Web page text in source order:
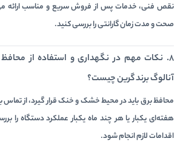
نقص فنی، خدمات پس از فروش سریع و مناسب ارائه
صحت و مدت زمان گارانتی را بررسی کنید.
آنالوگ برند گرین چیست؟
محافظ برق باید در محیط خشک و خنک قرار گیرد، از تماس
هفته‌ای یکبار یا هر چند ماه یکبار عملکرد دستگاه را
اقدامات لازم انجام شود.